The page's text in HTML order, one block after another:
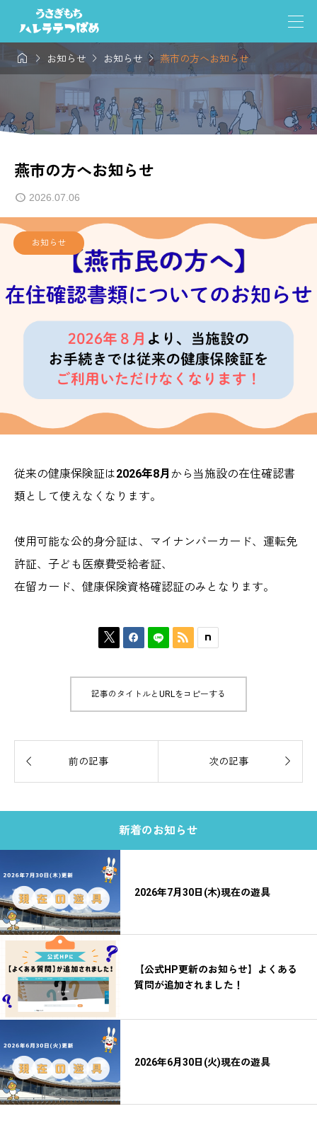
  お知らせ お知らせ  燕市の方へお知らせ
燕市の方へお知らせ
2026.07.06
お知らせ
従来の健康保険証は2026年8月 から当施設の在住確認書
類として使えなくなります。
使用可能な公的身分証は、マイナンバーカード、運転免
許証、子ども医療費受給者証、
在留カード、健康保険資格確認証のみとなります。
  
記事のタイトルとURLをコピーする
 前の記事 次の記事 
新着のお知らせ
2026年7月30日(木)現在の遊具
【公式HP更新のお知らせ】よくある
質問が追加されました！
2026年6月30日(火)現在の遊具